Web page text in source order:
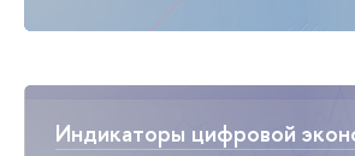
Индикаторы цифровой